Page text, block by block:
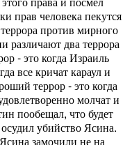
прав человека пекутся
против мирного
различают два террора
- это когда Израиль
все кричат караул и
террор - это когда
молчат и
пообещал, что будет
убийство Ясина.
замочили не на